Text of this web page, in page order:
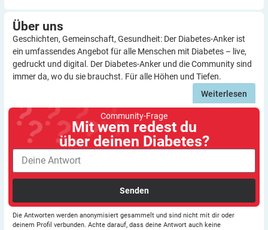
Über uns
Geschichten, Gemeinschaft, Gesundheit: Der Diabetes-Anker ist
ein umfassendes Angebot für alle Menschen mit Diabetes – live,
gedruckt und digital. Der Diabetes-Anker und die Community sind
immer da, wo du sie brauchst. Für alle Höhen und Tiefen.
Weiterlesen
Community-Frage
Mit wem redest du
über deinen Diabetes?
Senden
Die Antworten werden anonymisiert gesammelt und sind nicht mit dir oder
deinem Profil verbunden. Achte darauf, dass deine Antwort auch keine